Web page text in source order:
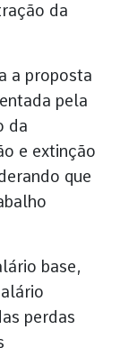
da
a proposta
pela
da
e extinção
que
base,
perdas